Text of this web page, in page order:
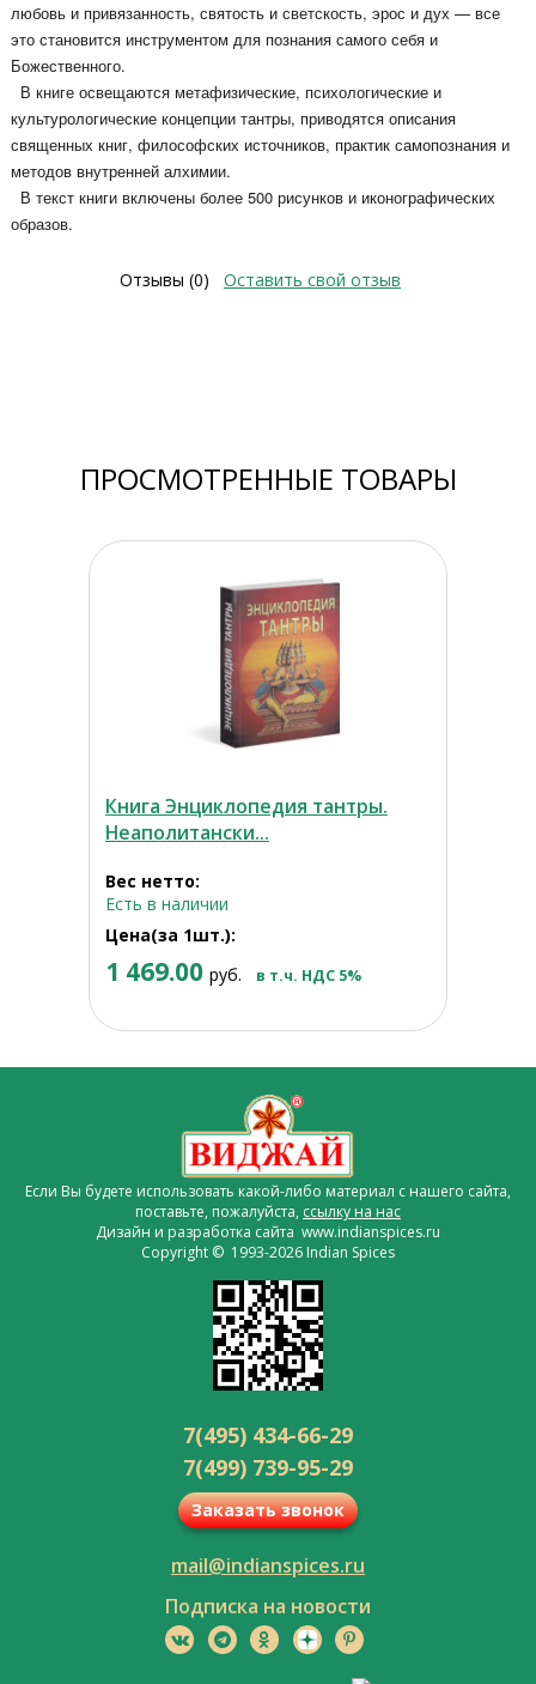
любовь и привязанность, святость и светскость, эрос и дух — все
это становится инструментом для познания самого себя и
Божественного.
В книге освещаются метафизические, психологические и
культурологические концепции тантры, приводятся описания
священных книг, философских источников, практик самопознания и
методов внутренней алхимии.
В текст книги включены более 500 рисунков и иконографических
образов.
Отзывы (0) Оставить свой отзыв
ПРОСМОТРЕННЫЕ ТОВАРЫ
Книга Энциклопедия тантры.
Неаполитански...
Вес нетто:
Есть в наличии
Цена(за 1шт.):
1 469.00 руб. в т.ч. НДС 5%
Если Вы будете использовать какой-либо материал с нашего сайта,
поставьте, пожалуйста, ссылку на нас
Дизайн и разработка сайта www.indianspices.ru
Copyright © 1993-2026 Indian Spices
7(495) 434-66-29
7(499) 739-95-29
Заказать звонок
mail@indianspices.ru
Подписка на новости